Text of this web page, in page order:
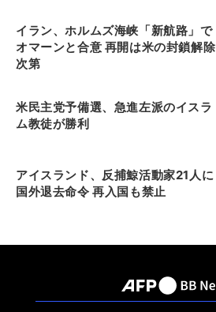
イラン、ホルムズ海峡「新航路」で
オマーンと合意 再開は米の封鎖解除
次第
米民主党予備選、急進左派のイスラ
ム教徒が勝利
アイスランド、反捕鯨活動家21人に
国外退去命令 再入国も禁止